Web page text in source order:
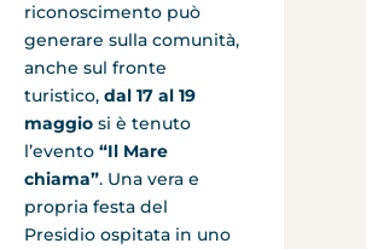
riconoscimento può
generare sulla comunità,
anche sul fronte
turistico, dal 17 al 19
maggio si è tenuto
l’evento “Il Mare
chiama”. Una vera e
propria festa del
Presidio ospitata in uno